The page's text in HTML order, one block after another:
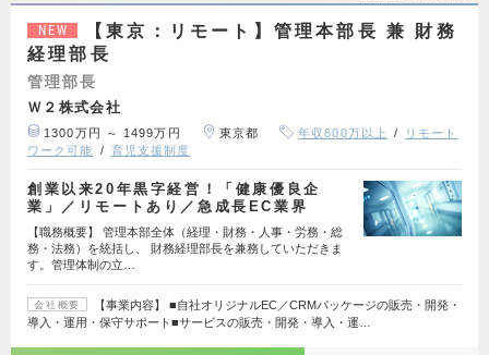
NEW
【東京：リモート】管理本部長 兼 財務
経理部長
管理部長
Ｗ２株式会社
1300万円 ～ 1499万円 東京都 年収600万以上
リモート
ワーク可能
育児支援制度
創業以来20年黒字経営！「健康優良企
業」／リモートあり／急成長EC業界
【職務概要】 管理本部全体（経理・財務・人事・労務・総
務・法務）を統括し、 財務経理部長を兼務していただきま
す。管理体制の立…
会社概要
【事業内容】 ■自社オリジナルEC／CRMパッケージの販売・開発・
導入・運用・保守サポート■サービスの販売・開発・導入・運…